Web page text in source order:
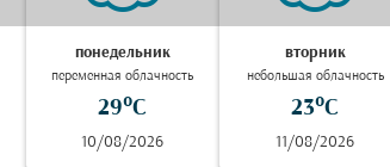
понедельник
переменная облачность
29°C
10/08/2026
вторник
небольшая облачность
23°C
11/08/2026